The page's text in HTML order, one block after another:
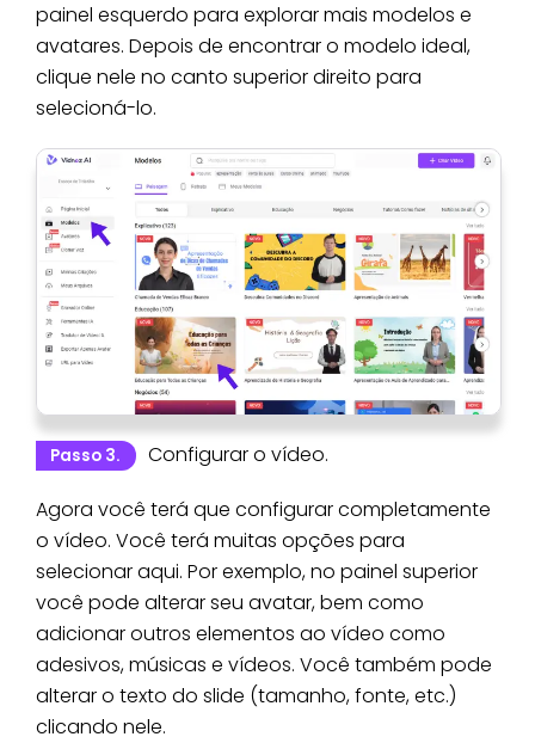
painel esquerdo para explorar mais modelos e
avatares. Depois de encontrar o modelo ideal,
clique nele no canto superior direito para
selecioná-lo.
Passo 3.
Configurar o vídeo.
Agora você terá que configurar completamente
o vídeo. Você terá muitas opções para
selecionar aqui. Por exemplo, no painel superior
você pode alterar seu avatar, bem como
adicionar outros elementos ao vídeo como
adesivos, músicas e vídeos. Você também pode
alterar o texto do slide (tamanho, fonte, etc.)
clicando nele.